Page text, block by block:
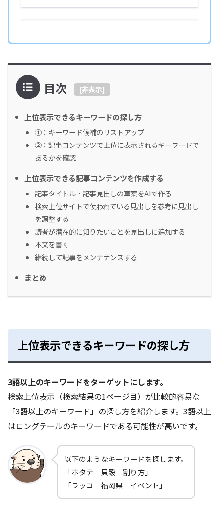
目次 [非表示]
上位表示できるキーワードの探し方
①：キーワード候補のリストアップ
②：記事コンテンツで上位に表示されるキーワードで
あるかを確認
上位表示できる記事コンテンツを作成する
記事タイトル・記事見出しの草案をAIで作る
検索上位サイトで使われている見出しを参考に見出し
を調整する
読者が潜在的に知りたいことを見出しに追加する
本文を書く
継続して記事をメンテナンスする
まとめ
上位表示できるキーワードの探し方
3語以上のキーワードをターゲットにします。
検索上位表示（検索結果の1ページ目）が比較的容易な
「3語以上のキーワード」の探し方を紹介します。3語以上
はロングテールのキーワードである可能性が高いです。
以下のようなキーワードを探します。
「ホタテ 貝殻 割り方」
「ラッコ 福岡県 イベント」